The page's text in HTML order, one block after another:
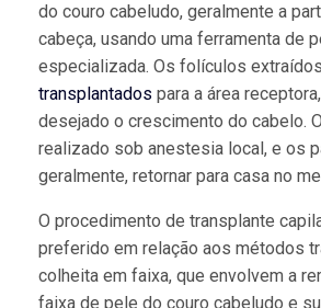
do couro cabeludo, geralmente a
cabeça, usando uma ferramenta de
especializada. Os folículos
transplantados para a área
desejado o crescimento do cabelo.
realizado sob anestesia local, e os
geralmente, retornar para casa no
O procedimento de transplante
preferido em relação aos métodos
colheita em faixa, que envolvem a
faixa de pele do couro cabeludo e